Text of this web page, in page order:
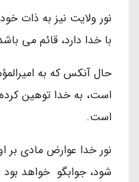
نور ولايت نيز به ذات
با خدا دارد، قائم مى
حال آنكس كه به
است، به خدا توهين
است.
نور خدا عوارض مادى بر
شود، جوابگو خواهد بود